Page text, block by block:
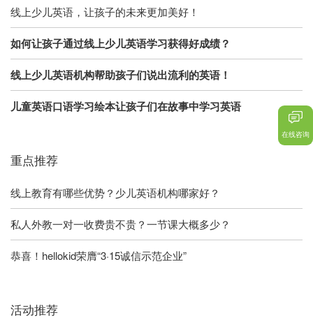
线上少儿英语，让孩子的未来更加美好！
如何让孩子通过线上少儿英语学习获得好成绩？
线上少儿英语机构帮助孩子们说出流利的英语！
儿童英语口语学习绘本让孩子们在故事中学习英语
重点推荐
线上教育有哪些优势？少儿英语机构哪家好？
私人外教一对一收费贵不贵？一节课大概多少？
恭喜！hellokid荣膺“3·15诚信示范企业”
活动推荐
在线咨询